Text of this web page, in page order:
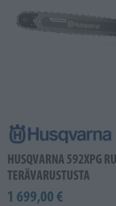
HUSQVARNA 592XPG
TERÄVARUSTUSTA
1 699,00 €